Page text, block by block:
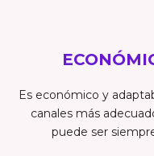
Es económico y
canales más
puede ser